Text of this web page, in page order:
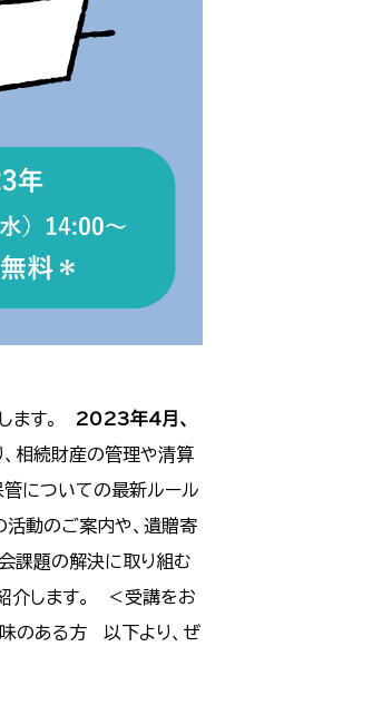
ます。
2023年4月、
相続財産の管理や清算
管についての最新ルール
動のご案内や、遺贈寄
課題の解決に取り組む
介します。 ＜受講をお
のある方 以下より、ぜ